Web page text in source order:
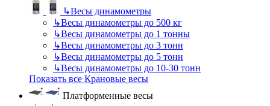
↳Весы динамометры
↳Весы динамометры до 500 кг
↳Весы динамометры до 1 тонны
↳Весы динамометры до 3 тонн
↳Весы динамометры до 5 тонн
↳Весы динамометры до 10-30 тонн
Показать все Крановые весы
Платформенные весы